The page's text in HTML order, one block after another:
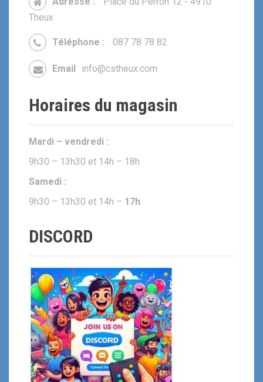
Theux
Téléphone : 087 78 78 82
Email info@cstheux.com
Horaires du magasin
Mardi – vendredi :
9h30 – 13h30 et 14h – 18h
Samedi :
9h30 – 13h30 et 14h – 17h
DISCORD